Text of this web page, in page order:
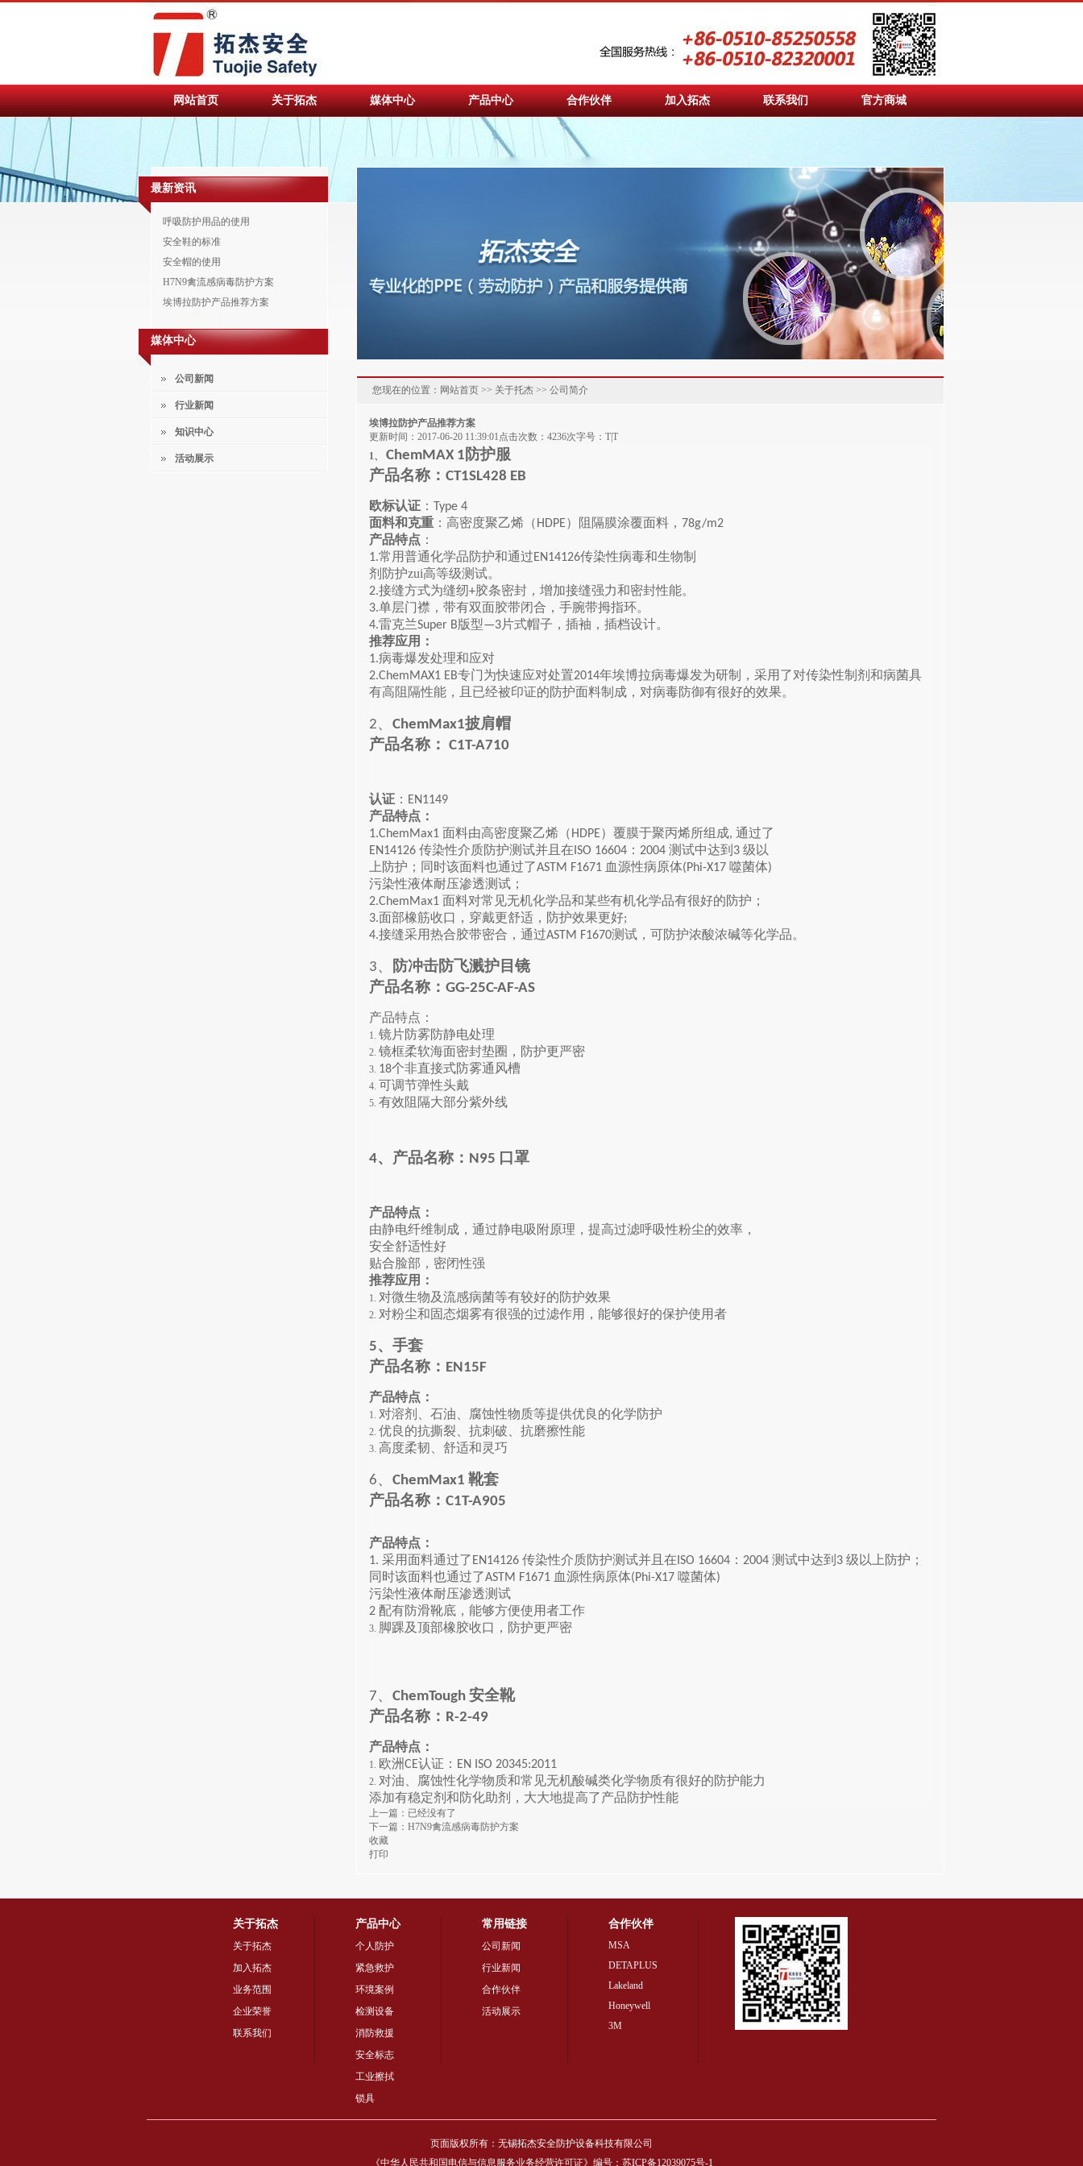
网站首页 关于拓杰 媒体中心 产品中心 合作伙伴 加入拓杰 联系我们 官方商城
最新资讯
呼吸防护用品的使用
安全鞋的标准
安全帽的使用
H7N9禽流感病毒防护方案
埃博拉防护产品推荐方案
媒体中心
公司新闻
行业新闻
知识中心
活动展示
您现在的位置：网站首页 >> 关于托杰 >> 公司简介
埃博拉防护产品推荐方案
更新时间： 2017-06-20 11:39:01点击次数： 4236次字号： TT
1、
ChemMAX 1 防护服
产品名称： CT1SL428 EB
欧标认证 ： Type 4
面料和克重 ：高密度聚乙烯（ HDPE）阻隔膜涂覆面料， 78g/m2
产品特点 ：
1.常用普通化学品防护和通过EN14126传染性病毒和生物制
剂防护zui高等级测试。
2.接缝方式为缝纫+胶条密封，增加接缝强力和密封性能。
3.单层门襟，带有双面胶带闭合，手腕带拇指环。
4.雷克兰Super B版型—3片式帽子，插袖，插档设计。
推荐应用：
1.病毒爆发处理和应对
2.ChemMAX1 EB专门为快速应对处置2014年埃博拉病毒爆发为研制，采用了对传染性制剂和病菌具
有高阻隔性能，且已经被印证的防护面料制成，对病毒防御有很好的效果。
2、 ChemMax1披肩帽
产品名称： C1T-A710
认证 ： EN1149
产品特点：
1.ChemMax1 面料由高密度聚乙烯（ HDPE）覆膜于聚丙烯所组成, 通过了
EN14126 传染性介质防护测试并且在 ISO 16604 ： 2004 测试中达到 3 级以
上防护；同时该面料也通过了ASTM F1671 血源性病原体(Phi-X17 噬菌体)
污染性液体耐压渗透测试；
2.ChemMax1 面料对常见无机化学品和某些有机化学品有很好的防护；
3.面部橡筋收口，穿戴更舒适，防护效果更好;
4.接缝采用热合胶带密合，通过ASTM F1670测试，可防护浓酸浓碱等化学品。
3、
防冲击防飞溅护目镜
产品名称： GG-25C-AF-AS
产品特点：
1. 镜片防雾防静电处理
2. 镜框柔软海面密封垫圈，防护更严密
3. 18个非直接式防雾通风槽
4. 可调节弹性头戴
5. 有效阻隔大部分紫外线
4、产品名称： N95 口罩
产品特点：
由静电纤维制成，通过静电吸附原理，提高过滤呼吸性粉尘的效率，
安全舒适性好
贴合脸部，密闭性强
推荐应用：
1. 对微生物及流感病菌等有较好的防护效果
2. 对粉尘和固态烟雾有很强的过滤作用，能够很好的保护使用者
5、手套
产品名称： EN15F
产品特点：
1. 对溶剂、石油、腐蚀性物质等提供优良的化学防护
2. 优良的抗撕裂、抗刺破、抗磨擦性能
3. 高度柔韧、舒适和灵巧
6、 ChemMax1 靴套
产品名称： C1T-A905
产品特点：
1. 采用面料通过了 EN14126 传染性介质防护测试并且在 ISO 16604 ： 2004 测试中达到 3 级以上防护；
同时该面料也通过了ASTM F1671 血源性病原体(Phi-X17 噬菌体)
污染性液体耐压渗透测试
2 配有防滑靴底，能够方便使用者工作
3. 脚踝及顶部橡胶收口，防护更严密
7、 ChemTough安全靴
产品名称： R-2-49
产品特点：
1. 欧洲CE认证： EN ISO 20345:2011
2. 对油、腐蚀性化学物质和常见无机酸碱类化学物质有很好的防护能力
添加有稳定剂和防化助剂，大大地提高了产品防护性能
上一篇：已经没有了
下一篇： H7N9禽流感病毒防护方案
收藏
打印
关于拓杰
关于拓杰
加入拓杰
业务范围
企业荣誉
联系我们
产品中心
个人防护
紧急救护
环境案例
检测设备
消防救援
安全标志
工业擦拭
锁具
常用链接
公司新闻
行业新闻
合作伙伴
活动展示
合作伙伴
MSA
DETAPLUS
Lakeland
Honeywell
3M
页面版权所有：无锡拓杰安全防护设备科技有限公司
《中华人民共和国电信与信息服务业务经营许可证》编号：苏ICP备12039075号-1